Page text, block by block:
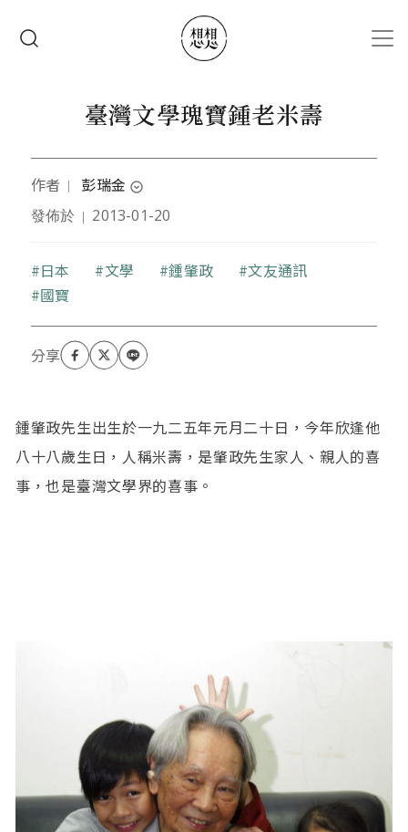
臺灣文學瑰寶鍾老米壽
作者 ｜ 彭瑞金 expand_circle_down
本文作者一九四七年出生於新竹縣，畢業於高雄師範
會會長、文學台灣基金會常務理事、文學台灣雜誌社
主編。著有：《葉石濤評傳》、《鍾肇政文學評
傳》、《高雄市文學史》、《台灣文學步道》、《台
灣文學50家》、《台灣新文學運動40年》、《驅除迷
霧 找回祖靈》、《台灣文學史論集》等。
發佈於 ｜ 2013-01-20
關鍵字
日本 文學 鍾肇政
文友通訊
國寶
鍾肇政先生出生於一九二五年元月二十日，今年欣逢他
八十八歲生日，人稱米壽，是肇政先生家人、親人的喜
事，也是臺灣文學界的喜事。